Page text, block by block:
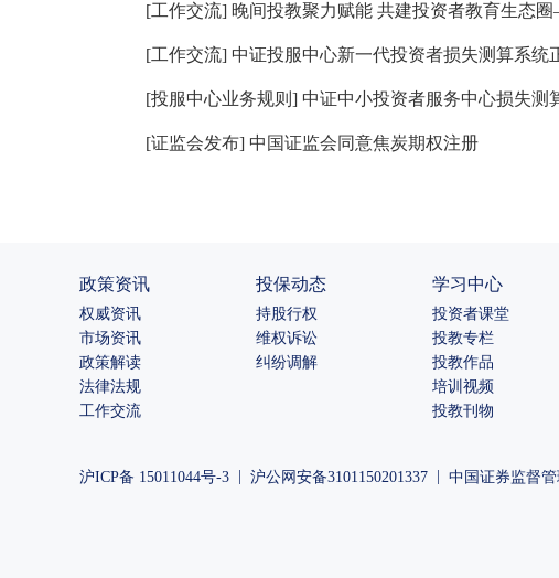
[工作交流] 晚间投教聚力赋能 共建投资者教育生态
[工作交流] 中证投服中心新一代投资者损失测算系统
[投服中心业务规则 ] 中证中小投资者服务中心损失测
[证监会发布] 中国证监会同意焦炭期权注册
政策资讯
权威资讯
市场资讯
政策解读
法律法规
工作交流
投保动态
持股行权
维权诉讼
纠纷调解
学习中心
投资者课堂
投教专栏
投教作品
培训视频
投教刊物
沪ICP备 15011044号-3 沪公网安备3101150201337 中国证券监督